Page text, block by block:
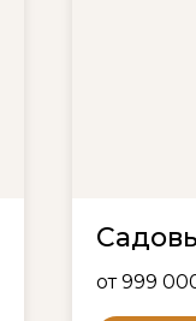
от 999